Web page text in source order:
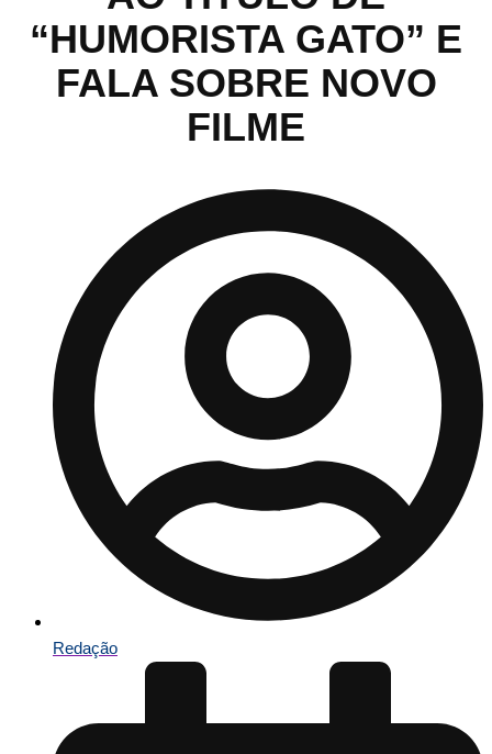
“HUMORISTA GATO” E
FALA SOBRE NOVO
FILME
Redação